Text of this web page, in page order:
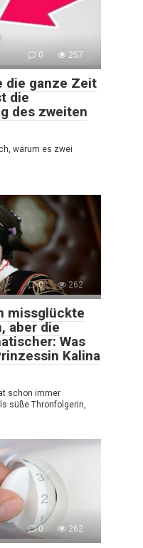
0 257
die ganze Zeit
die
des zweiten
warum es zwei
0 262
missglückte
aber die
Was
Kalina
schon immer
süße Thronfolgerin,
0 262